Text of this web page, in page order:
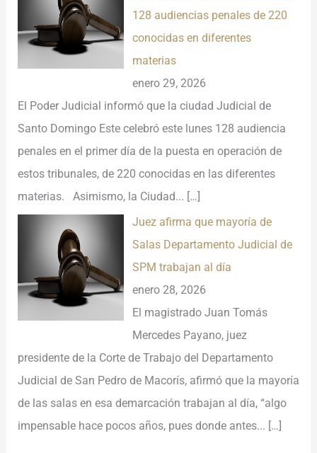
128 audiencias penales de 220
conocidas en diferentes
materias
enero 29, 2026
El Poder Judicial informó que la ciudad Judicial de
Santo Domingo Este celebró este lunes 128 audiencia
penales en el primer día de la puesta en operación de
estos tribunales, de 220 conocidas en las diferentes
materias. Asimismo, la Ciudad... […]
Juez afirma que mayoría de
Salas Departamento Judicial de
SPM trabajan al día
enero 28, 2026
El magistrado Juan Tomás
Mercedes Payano, juez
presidente de la Corte de Trabajo del Departamento
Judicial de San Pedro de Macorís, afirmó que la mayoría
de las salas en esa demarcación trabajan al día, “algo
impensable hace pocos años, pues donde antes... […]